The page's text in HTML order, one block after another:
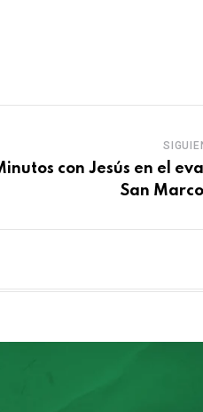
con Jesús en el
San